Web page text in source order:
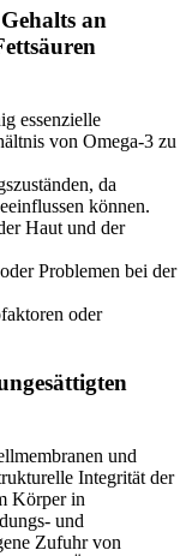
an
essenzielle
von Omega-3 zu
da
können.
Haut und der
Problemen bei der
oder
und
Integrität der
Körper in
und
Zufuhr von